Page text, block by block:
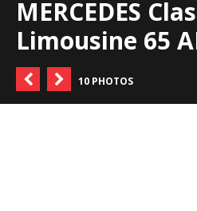
MERCEDES
Limousine 65
10 PHOTOS